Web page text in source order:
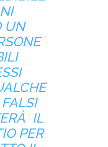
UN
IL
PER